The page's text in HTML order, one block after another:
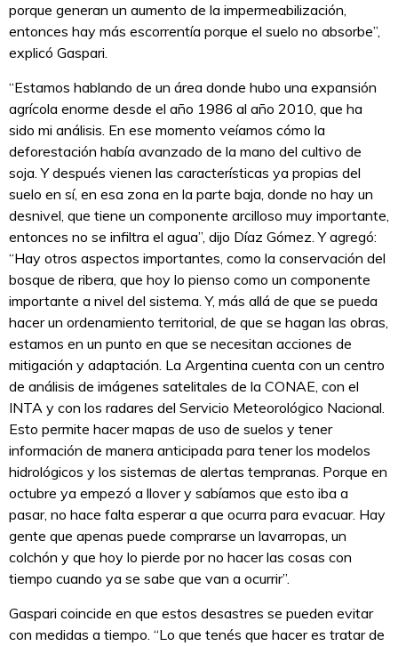
porque generan un aumento de la impermeabilización,
entonces hay más escorrentía porque el suelo no absorbe”,
explicó Gaspari.
“Estamos hablando de un área donde hubo una expansión
agrícola enorme desde el año 1986 al año 2010, que ha
sido mi análisis. En ese momento veíamos cómo la
deforestación había avanzado de la mano del cultivo de
soja. Y después vienen las características ya propias del
suelo en sí, en esa zona en la parte baja, donde no hay un
desnivel, que tiene un componente arcilloso muy importante,
entonces no se infiltra el agua”, dijo Díaz Gómez. Y agregó:
“Hay otros aspectos importantes, como la conservación del
bosque de ribera, que hoy lo pienso como un componente
importante a nivel del sistema. Y, más allá de que se pueda
hacer un ordenamiento territorial, de que se hagan las obras,
estamos en un punto en que se necesitan acciones de
mitigación y adaptación. La Argentina cuenta con un centro
de análisis de imágenes satelitales de la CONAE, con el
INTA y con los radares del Servicio Meteorológico Nacional.
Esto permite hacer mapas de uso de suelos y tener
información de manera anticipada para tener los modelos
hidrológicos y los sistemas de alertas tempranas. Porque en
octubre ya empezó a llover y sabíamos que esto iba a
pasar, no hace falta esperar a que ocurra para evacuar. Hay
gente que apenas puede comprarse un lavarropas, un
colchón y que hoy lo pierde por no hacer las cosas con
tiempo cuando ya se sabe que van a ocurrir”.
Gaspari coincide en que estos desastres se pueden evitar
con medidas a tiempo. “Lo que tenés que hacer es tratar de